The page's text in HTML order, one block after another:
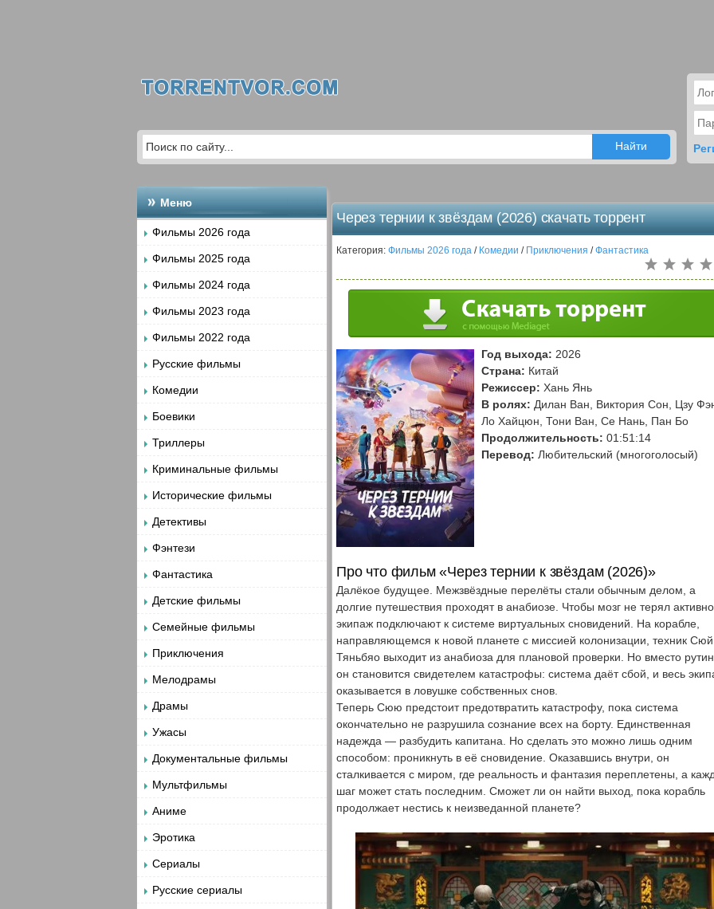
Меню
Фильмы 2026 года
Фильмы 2025 года
Фильмы 2024 года
Фильмы 2023 года
Фильмы 2022 года
Русские фильмы
Комедии
Боевики
Триллеры
Криминальные фильмы
Исторические фильмы
Детективы
Фэнтези
Фантастика
Детские фильмы
Семейные фильмы
Приключения
Мелодрамы
Драмы
Ужасы
Документальные фильмы
Мультфильмы
Аниме
Эротика
Сериалы
Русские сериалы
Через тернии к звёздам (2026) скачать торрент
Категория: Фильмы 2026 года / Комедии / Приключения /Фантастика
Год выхода: 2026
Страна: Китай
Режиссер: Хань Янь
В ролях: Дилан Ван, Виктория Сон, Цзу
Ло Хайцюн, Тони Ван, Се Нань, Пан Бо
Продолжительность: 01:51:14
Перевод: Любительский (многоголосый)
Про что фильм «Через тернии к звёздам (2026)»
Далёкое будущее. Межзвёздные перелёты стали обычным делом, а
долгие путешествия проходят в анабиозе. Чтобы мозг не терял
экипаж подключают к системе виртуальных сновидений. На корабле,
направляющемся к новой планете с миссией колонизации, техник Сюй
Тяньбяо выходит из анабиоза для плановой проверки. Но вместо
он становится свидетелем катастрофы: система даёт сбой, и весь
оказывается в ловушке собственных снов.
Теперь Сюю предстоит предотвратить катастрофу, пока система
окончательно не разрушила сознание всех на борту. Единственная
надежда — разбудить капитана. Но сделать это можно лишь одним
способом: проникнуть в её сновидение. Оказавшись внутри, он
сталкивается с миром, где реальность и фантазия переплетены, а
шаг может стать последним. Сможет ли он найти выход, пока корабль
продолжает нестись к неизведанной планете?